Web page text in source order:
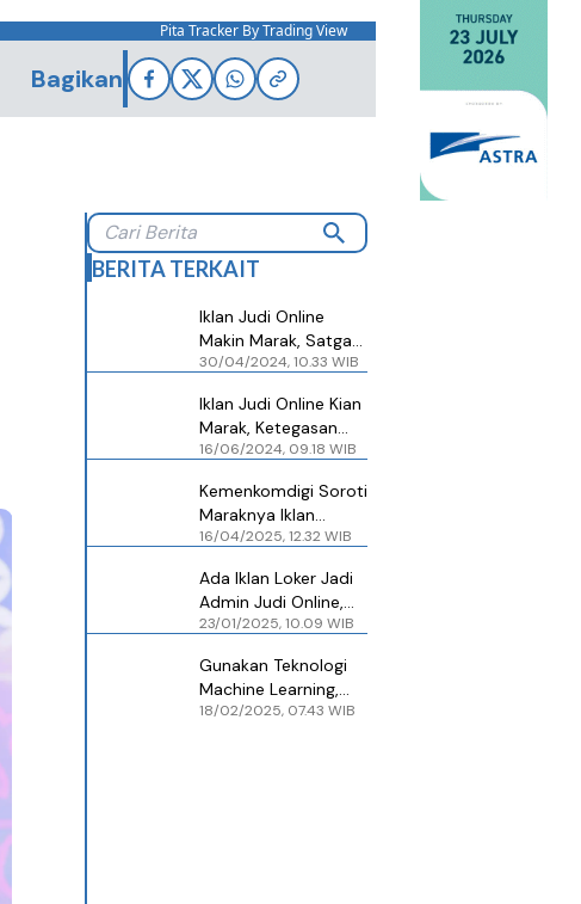
Pita Tracker By Trading View
Bagikan
BERITA TERKAIT
Iklan Judi Online
Makin Marak, Satgas
Belum Juga Bekerja
30/04/2024, 10.33 WIB
Iklan Judi Online Kian
Marak, Ketegasan
Pemerintah Dinanti
16/06/2024, 09.18 WIB
Kemenkomdigi Soroti
Maraknya Iklan
Lowongan Kerja Judi
Myanmar
16/04/2025, 12.32 WIB
Ada Iklan Loker Jadi
Admin Judi Online,
Jobstreet Beri
23/01/2025, 10.09 WIB
Gunakan Teknologi
Machine Learning,
Google Blokir 1,5 Juta
18/02/2025, 07.43 WIB